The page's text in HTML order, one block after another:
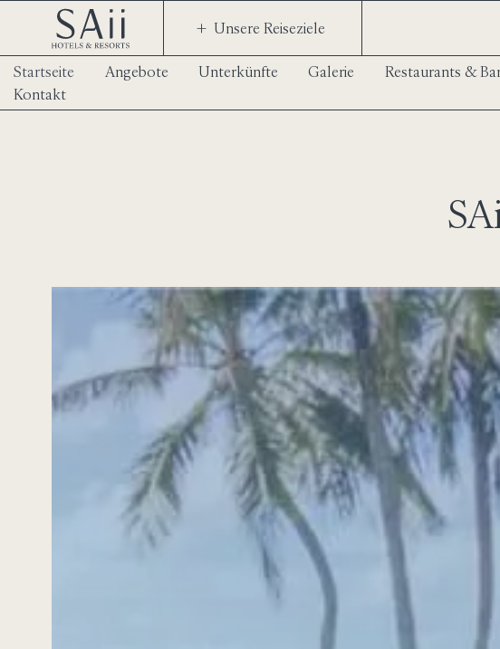
Unsere Reiseziele
Startseite Angebote Unterkünfte Galerie Restaurants &
Kontakt